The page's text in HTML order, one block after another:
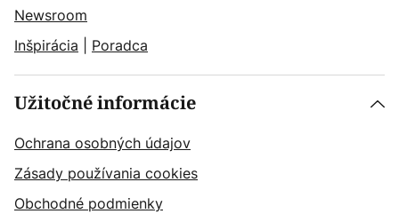
Newsroom
Inšpirácia
Poradca
Užitočné informácie
Ochrana osobných údajov
Zásady používania cookies
Obchodné podmienky